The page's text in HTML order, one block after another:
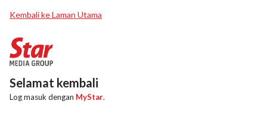
Kembali ke Laman Utama
Selamat kembali
Log masuk dengan MyStar.